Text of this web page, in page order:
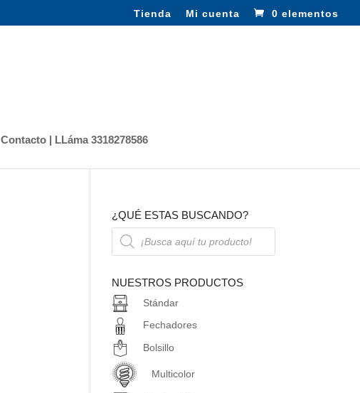
Tienda Mi cuenta 0 elementos
Contacto | LLáma 3318278586
¿QUÉ ESTAS BUSCANDO?
Búsqueda
de
productos
NUESTROS PRODUCTOS
Stándar
Fechadores
Bolsillo
Multicolor